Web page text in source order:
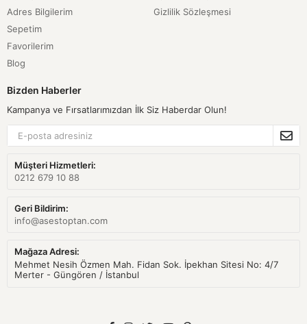
Adres Bilgilerim
Sepetim
Favorilerim
Blog
Gizlilik Sözleşmesi
Bizden Haberler
Kampanya ve Fırsatlarımızdan İlk Siz Haberdar Olun!
Müşteri Hizmetleri:
0212 679 10 88
Geri Bildirim:
info@asestoptan.com
Mağaza Adresi:
Mehmet Nesih Özmen Mah. Fidan Sok. İpekhan Sitesi No: 4/7
Merter - Güngören / İstanbul